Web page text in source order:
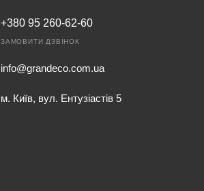
+380 95 260-62-60
ЗАМОВИТИ ДЗВІНОК
info@grandeco.com.ua
м. Київ, вул. Ентузіастів 5